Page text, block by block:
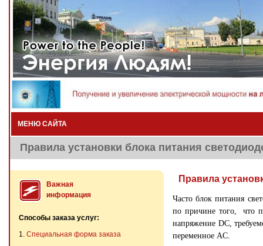
МЕНЮ САЙТА
Правила установки блока питания
Важная
информация
Способы заказа услуг:
1. Специальная форма заказа
Правила
Часто блок питания
по причине того, что
напряжение DC,
переменное AC.